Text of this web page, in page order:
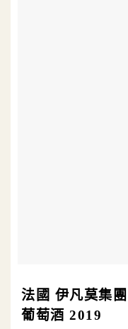
法國 伊凡莫集
葡萄酒 2019